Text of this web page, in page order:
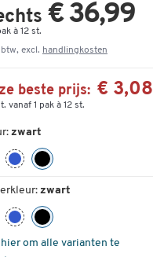
€ 36,99
à 12 st.
excl. handlingkosten
beste prijs: € 3,08
vanaf 1 pak à 12 st.
zwart
zwart
om alle varianten te